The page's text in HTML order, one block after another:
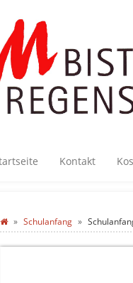
Kontakt
Schulanfang